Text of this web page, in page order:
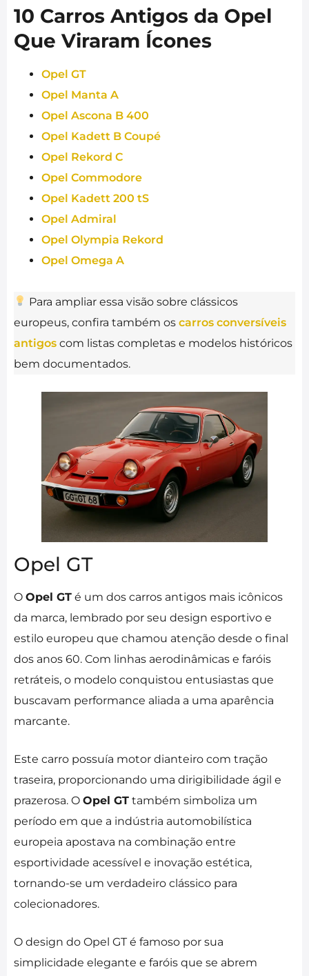
10 Carros Antigos da Opel
Que Viraram Ícones
Opel GT
Opel Manta A
Opel Ascona B 400
Opel Kadett B Coupé
Opel Rekord C
Opel Commodore
Opel Kadett 200 tS
Opel Admiral
Opel Olympia Rekord
Opel Omega A
Para ampliar essa visão sobre clássicos
europeus, confira também os carros conversíveis
antigos com listas completas e modelos históricos
bem documentados.
Opel GT
O Opel GT é um dos carros antigos mais icônicos
da marca, lembrado por seu design esportivo e
estilo europeu que chamou atenção desde o final
dos anos 60. Com linhas aerodinâmicas e faróis
retráteis, o modelo conquistou entusiastas que
buscavam performance aliada a uma aparência
marcante.
Este carro possuía motor dianteiro com tração
traseira, proporcionando uma dirigibilidade ágil e
prazerosa. O Opel GT também simboliza um
período em que a indústria automobilística
europeia apostava na combinação entre
esportividade acessível e inovação estética,
tornando-se um verdadeiro clássico para
colecionadores.
O design do Opel GT é famoso por sua
simplicidade elegante e faróis que se abrem